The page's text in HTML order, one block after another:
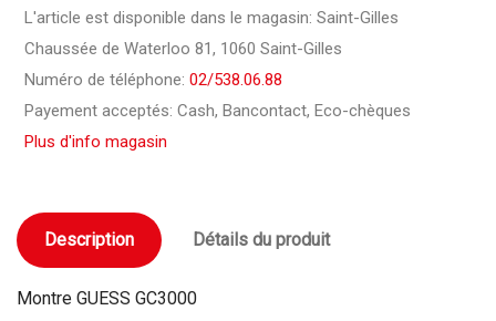
L'article est disponible dans le magasin: Saint-Gilles
Chaussée de Waterloo 81, 1060 Saint-Gilles
Numéro de téléphone:02/538.06.88
Payement acceptés: Cash, Bancontact, Eco-chèques
Plus d'info magasin
Description Détails du produit
Montre GUESS GC3000